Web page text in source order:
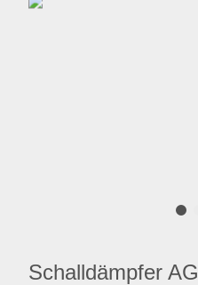
Schalldämpfer AG